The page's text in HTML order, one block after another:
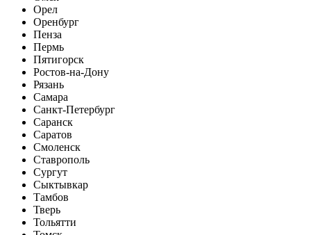
Орел
Оренбург
Пенза
Пермь
Пятигорск
Ростов-на-Дону
Рязань
Самара
Санкт-Петербург
Саранск
Саратов
Смоленск
Ставрополь
Сургут
Сыктывкар
Тамбов
Тверь
Тольятти